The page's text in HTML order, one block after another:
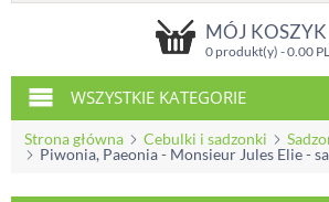
MÓJ KOSZYK
0 produkt(y) -0.00
WSZYSTKIE KATEGORIE
Strona główna Cebulki i sadzonki
Piwonia, Paeonia - Monsieur Jules Elie -